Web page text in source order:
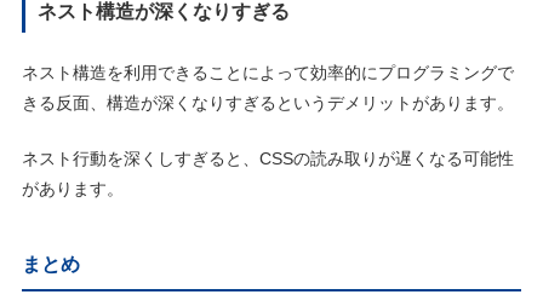
ネスト構造が深くなりすぎる
ネスト構造を利用できることによって効率的にプログラミングで
きる反面、構造が深くなりすぎるというデメリットがあります。
ネスト行動を深くしすぎると、CSSの読み取りが遅くなる可能性
があります。
まとめ